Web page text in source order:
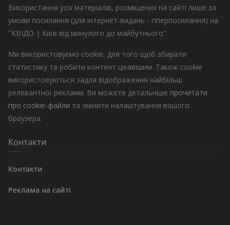
Використання усіх матеріалів, розміщених на сайті лише за
умови посилання (для інтернет-видань - гіперпосилання) на
"КВІДО | Київ від минулого до майбутнього"
Ми використовуємо cookie, для того щоб збирати
статистику та робити контент цікавішим. Також cookie
використовуються задля відображення найбільш
релевантної реклами. Ви можете детальніше прочитати
про cookie-файли та змінити налаштування вашого
браузера.
Контакти
Контакти
Реклама на сайті